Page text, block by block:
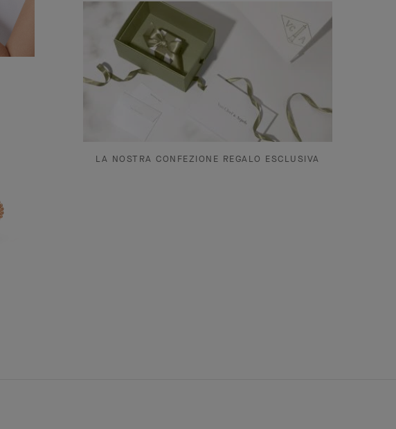
LA NOSTRA CONFEZIONE REGALO ESCLUSIVA